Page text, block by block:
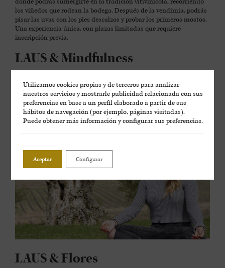
los viñedos que rodean la bodega. Después de la vendimia, podrás
pisar las uvas con los pies descalzos y probar los primeros mostos.
Una experiencia única, con plazas limitadas que requiere
inscripción previa.
LAUS & Mindfulness
La experiencia de
te permitirá sumergirte en el
mundo del vino con plena conciencia. Aquí podrás contemplar,
saborear, oler, acariciar, degustar, respirar y sentir, dejándote llevar
por la armonía del momento. Una experiencia que puedes solicitar
personalmente y adaptaremos a tus necesidades.
LAUS & Flores
Utilizamos cookies propias y de terceros para analizar
nuestros servicios y mostrarle publicidad relacionada con sus
preferencias en base a un perfil elaborado a partir de sus
hábitos de navegación (por ejemplo, páginas visitadas).
Puede obtener más información y configurar sus preferencias.
Aceptar Configurar